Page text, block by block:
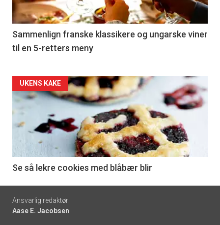
-
5
Sammenlign franske klassikere og ungarske viner
til en 5-retters meny
Forsiden
akkurat
nå
6
UKENS KAKE
Se så lekre cookies med blåbær blir
Footer
-
Ansvarlig redaktør:
Aase E. Jacobsen